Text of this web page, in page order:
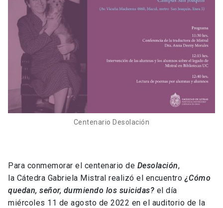
Para conmemorar el centenario de Desolación,
la Cátedra Gabriela Mistral realizó el encuentro ¿Cómo
quedan, señor, durmiendo los suicidas? el día
miércoles 11 de agosto de 2022 en el auditorio de la
Centenario Desolación